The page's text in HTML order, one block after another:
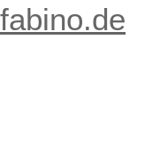
fabino.de